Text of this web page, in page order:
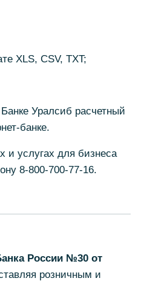
XLS, CSV, TXT;
Уралсиб расчетный
банке.
и услугах для бизнеса
8-800-700-77-16.
России №30 от
розничным и